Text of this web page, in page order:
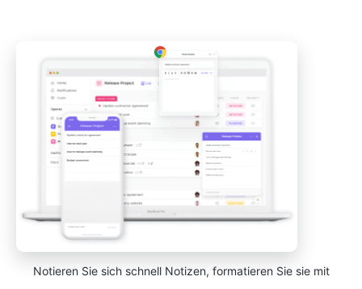
Notieren Sie sich schnell Notizen, formatieren Sie sie mit